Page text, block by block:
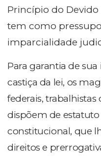
Princípio do Devido
tem como
imparcialidade
Para garantia de
castiça da lei, os
federais, trabalhistas
dispõem de
constitucional, que
direitos e